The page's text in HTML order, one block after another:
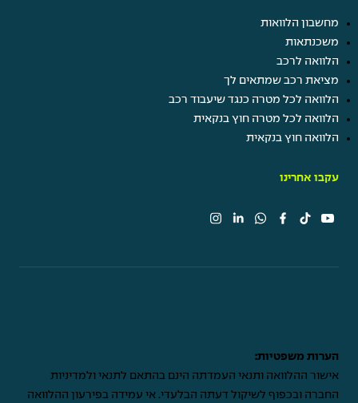
מחשבון הלוואות
משכנתאות
הלוואה לרכב
מציאת רכב שמתאים לך
הלוואה לכל מטרה כנגד שיעבוד רכב
הלוואה לכל מטרה חוץ בנקאית
הלוואה חוץ בנקאית
עקבו אחרינו
הערות משפטיות:
אישור ההלוואה ותנאי העמדתה הינם בהתאם לתנאי ולמדיניות
החברה ובכפוף לשיקול דעתה הבלעדי. אי עמידה בפירעון ההלוואה